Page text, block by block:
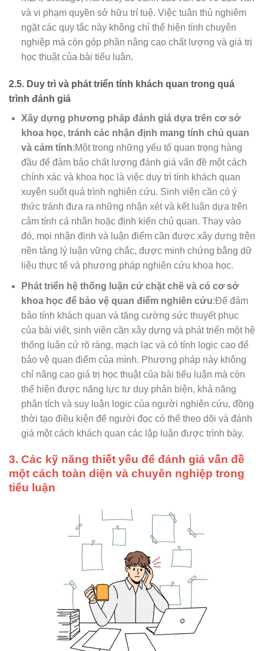
và vi phạm quyền sở hữu trí tuệ. Việc tuân thủ nghiêm
ngặt các quy tắc này không chỉ thể hiện tính chuyên
nghiệp mà còn góp phần nâng cao chất lượng và giá trị
học thuật của bài tiểu luận.
2.5. Duy trì và phát triển tính khách quan trong quá
trình đánh giá
Xây dựng phương pháp đánh giá dựa trên cơ sở
khoa học, tránh các nhận định mang tính chủ quan
và cảm tính:Một trong những yếu tố quan trọng hàng
đầu để đảm bảo chất lượng đánh giá vấn đề một cách
chính xác và khoa học là việc duy trì tính khách quan
xuyên suốt quá trình nghiên cứu. Sinh viên cần có ý
thức tránh đưa ra những nhận xét và kết luận dựa trên
cảm tính cá nhân hoặc định kiến chủ quan. Thay vào
đó, mọi nhận định và luận điểm cần được xây dựng trên
nền tảng lý luận vững chắc, được minh chứng bằng dữ
liệu thực tế và phương pháp nghiên cứu khoa học.
Phát triển hệ thống luận cứ chặt chẽ và có cơ sở
khoa học để bảo vệ quan điểm nghiên cứu:Để đảm
bảo tính khách quan và tăng cường sức thuyết phục
của bài viết, sinh viên cần xây dựng và phát triển một hệ
thống luận cứ rõ ràng, mạch lạc và có tính logic cao để
bảo vệ quan điểm của mình. Phương pháp này không
chỉ nâng cao giá trị học thuật của bài tiểu luận mà còn
thể hiện được năng lực tư duy phản biện, khả năng
phân tích và suy luận logic của người nghiên cứu, đồng
thời tạo điều kiện để người đọc có thể theo dõi và đánh
giá một cách khách quan các lập luận được trình bày.
3. Các kỹ năng thiết yếu để đánh giá vấn đề
một cách toàn diện và chuyên nghiệp trong
tiểu luận